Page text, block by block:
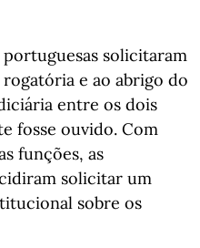
solicitaram
e ao abrigo do
entre os dois
fosse ouvido. Com
funções, as
solicitar um
sobre os